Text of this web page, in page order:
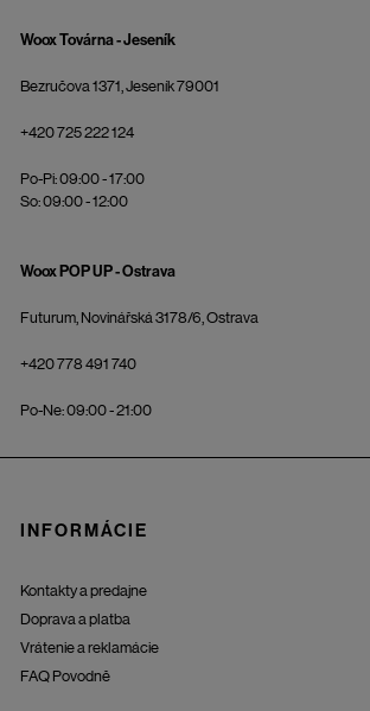
Woox Továrna - Jeseník
Bezručova 1371, Jeseník 79001
+420 725 222 124
Po-Pi: 09:00 - 17:00
So: 09:00 - 12:00
Woox POP UP - Ostrava
Futurum, Novinářská 3178/6, Ostrava
+420 778 491 740
Po-Ne: 09:00 - 21:00
INFORMÁCIE
Kontakty a predajne
Doprava a platba
Vrátenie a reklamácie
FAQ Povodně